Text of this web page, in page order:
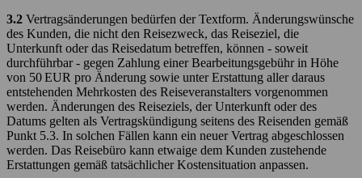
3.2 Vertragsänderungen bedürfen der Textform. Änderungswünsche
des Kunden, die nicht den Reisezweck, das Reiseziel, die
Unterkunft oder das Reisedatum betreffen, können - soweit
durchführbar - gegen Zahlung einer Bearbeitungsgebühr in Höhe
von 50 EUR pro Änderung sowie unter Erstattung aller daraus
entstehenden Mehrkosten des Reiseveranstalters vorgenommen
werden. Änderungen des Reiseziels, der Unterkunft oder des
Datums gelten als Vertragskündigung seitens des Reisenden gemäß
Punkt 5.3. In solchen Fällen kann ein neuer Vertrag abgeschlossen
werden. Das Reisebüro kann etwaige dem Kunden zustehende
Erstattungen gemäß tatsächlicher Kostensituation anpassen.